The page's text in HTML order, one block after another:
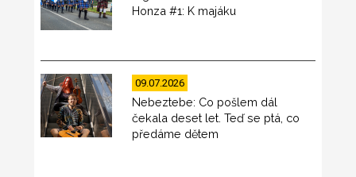
Honza #1: K majáku
09.07.2026
Nebeztebe: Co pošlem dál
čekala deset let. Teď se ptá, co
předáme dětem